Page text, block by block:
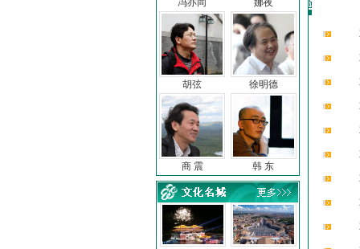
冯亦同 娜夜
胡弦 徐明德
商 震 韩 东